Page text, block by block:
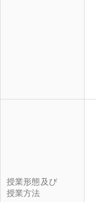
授業形態及び
授業方法